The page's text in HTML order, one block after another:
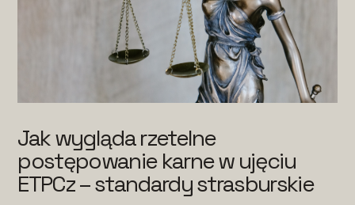
Jak wygląda rzetelne
postępowanie karne w ujęciu
ETPCz – standardy strasburskie